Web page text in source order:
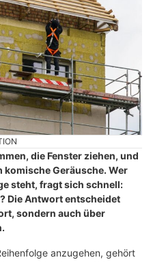
die Fenster ziehen, und
komische Geräusche. Wer
steht, fragt sich schnell:
Die Antwort entscheidet
sondern auch über
anzugehen, gehört